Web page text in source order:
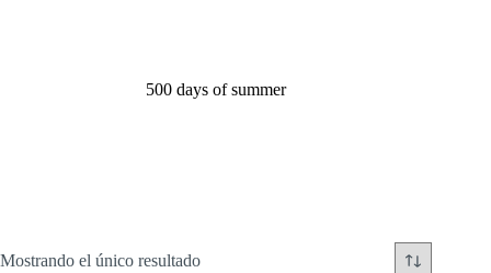
500 days of summer
Mostrando el único resultado